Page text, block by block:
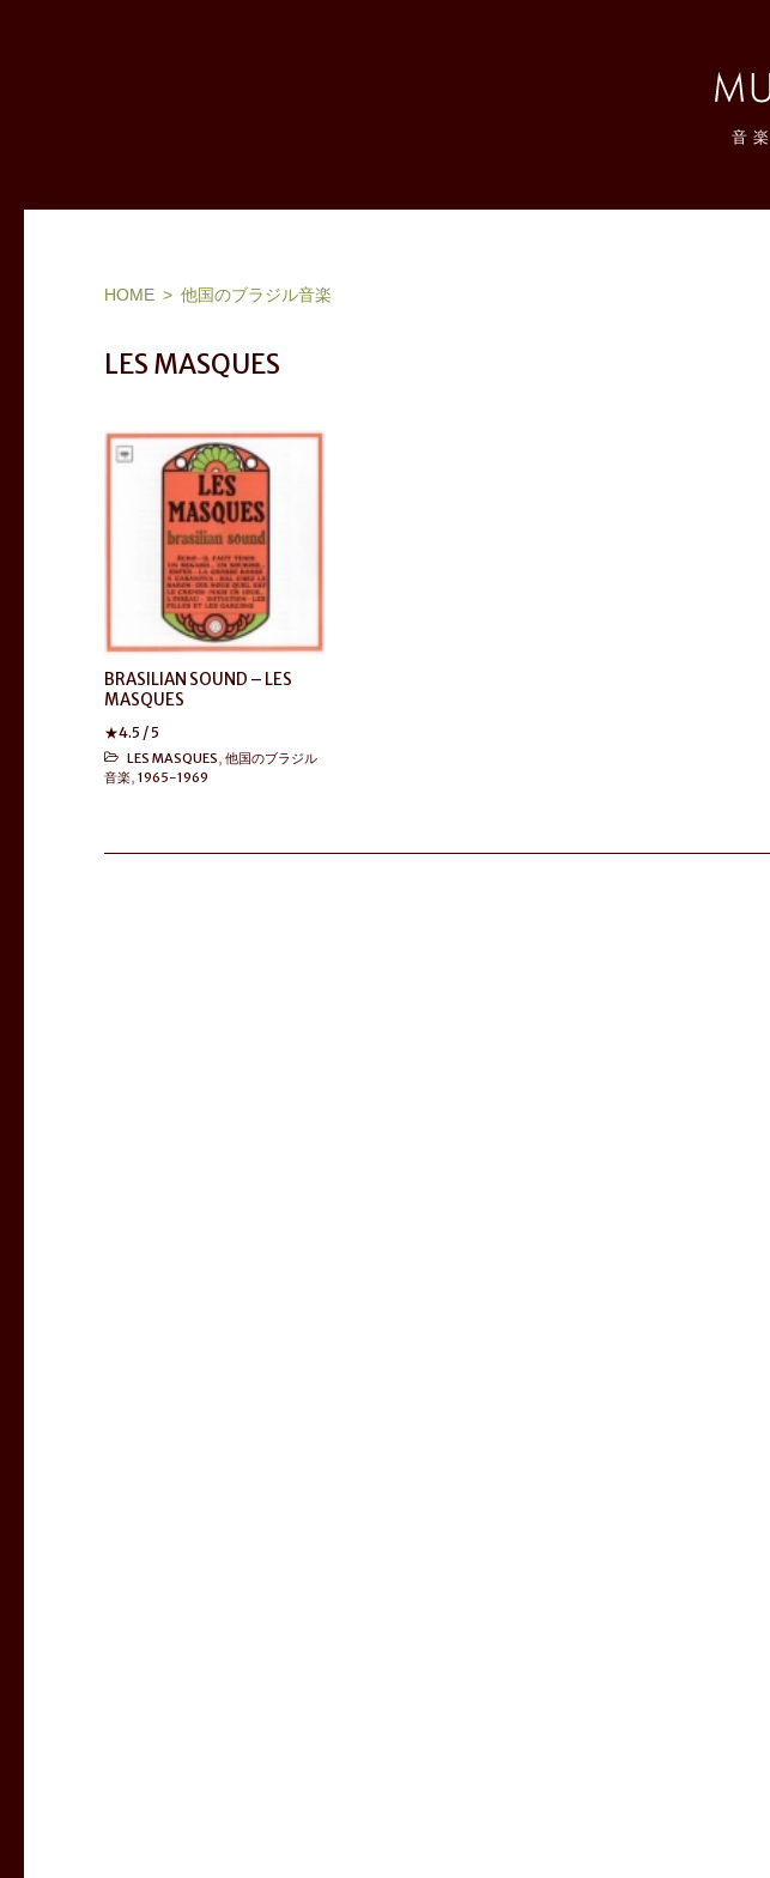
音 楽
HOME 他国のブラジル音楽
LES MASQUES
BRASILIAN SOUND – LES
MASQUES
★4.5 / 5
LES MASQUES ,他国のブラジル
音楽 ,1965-1969